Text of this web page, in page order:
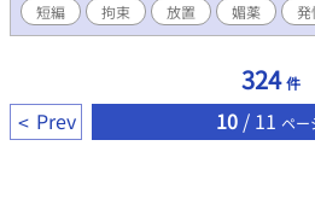
短編 拘束 放置 媚薬 発
324 件
Prev 10 / 11 ペー